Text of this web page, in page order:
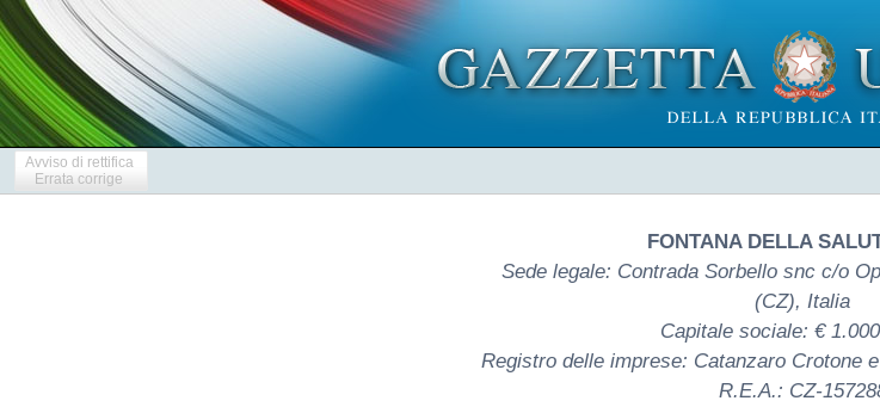
Avviso di rettifica
Errata corrige
FONTANA DELLA
Sede legale: Contrada Sorbello snc c/o
(CZ), Italia
Capitale sociale: €
Registro delle imprese: Catanzaro Crotone
R.E.A.: CZ-